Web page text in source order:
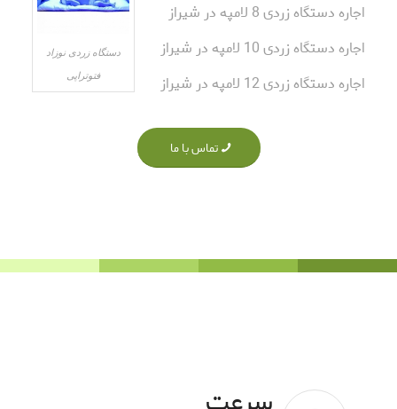
دستگاه زردی نوزاد
فتوتراپی
اجاره دستگاه زردی 8 لامپه در شیراز
اجاره دستگاه زردی 10 لامپه در شیراز
اجاره دستگاه زردی 12 لامپه در شیراز
تماس با ما